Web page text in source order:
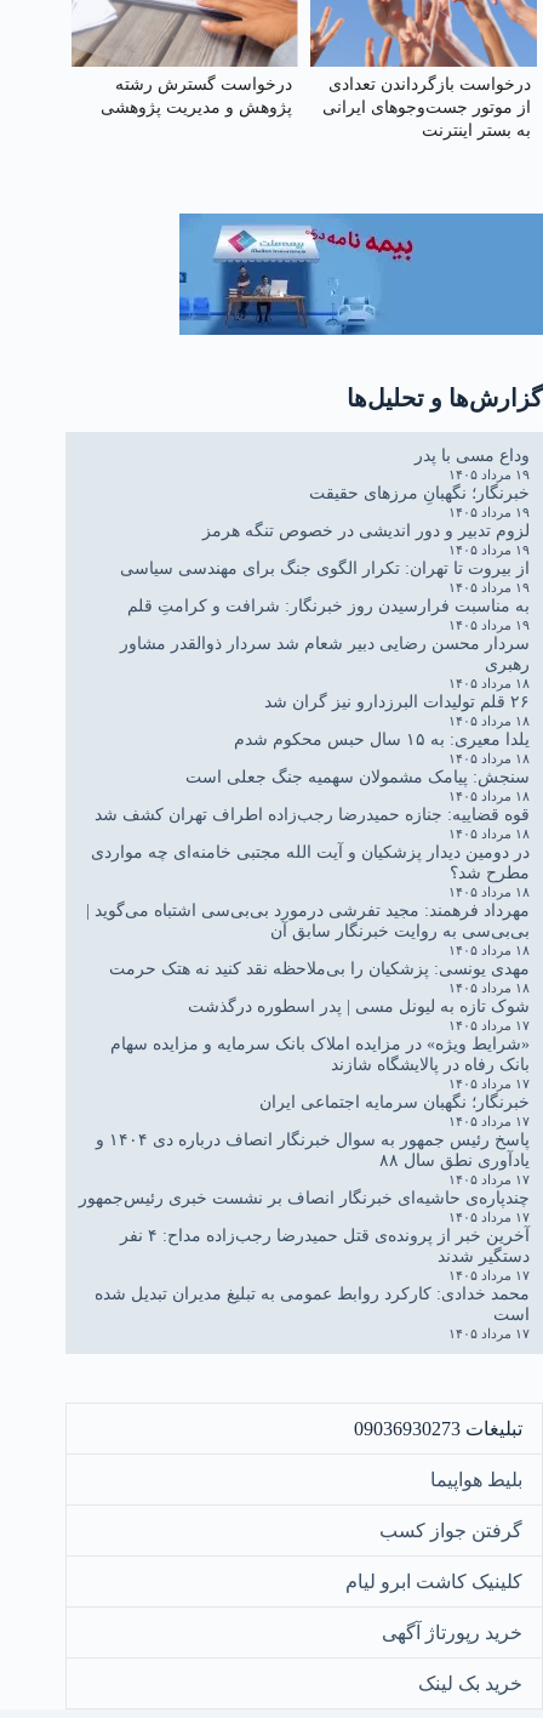
درخواست بازگرداندن تعدادی
از موتور جست‌وجوهای ایرانی
به بستر اینترنت
درخواست گسترش رشته
پژوهش و مدیریت پژوهشی
گزارش‌ها و تحلیل‌ها
وداع مسی با پدر
۱۹ مرداد ۱۴۰۵
خبرنگار؛ نگهبانِ مرزهای حقیقت
۱۹ مرداد ۱۴۰۵
لزوم تدبیر و دور اندیشی در خصوص تنگه هرمز
۱۹ مرداد ۱۴۰۵
از بیروت تا تهران: تکرار الگوی جنگ برای مهندسی سیاسی
۱۹ مرداد ۱۴۰۵
به مناسبت فرارسیدن روز خبرنگار: شرافت و کرامتِ قلم
۱۹ مرداد ۱۴۰۵
سردار محسن رضایی دبیر شعام شد سردار ذوالقدر مشاور
رهبری
۱۸ مرداد ۱۴۰۵
۲۶ قلم تولیدات البرزدارو نیز گران شد
۱۸ مرداد ۱۴۰۵
یلدا معیری: به ۱۵ سال حبس محکوم شدم
۱۸ مرداد ۱۴۰۵
سنجش: پیامک مشمولان سهمیه جنگ جعلی است
۱۸ مرداد ۱۴۰۵
قوه قضاییه: جنازه حمیدرضا رجب‌زاده اطراف تهران کشف شد
۱۸ مرداد ۱۴۰۵
در دومین دیدار پزشکیان و آیت الله مجتبی خامنه‌ای چه مواردی
مطرح شد؟
۱۸ مرداد ۱۴۰۵
مهرداد فرهمند: مجید تفرشی درمورد بی‌بی‌سی اشتباه می‌گوید |
بی‌بی‌سی به روایت خبرنگار سابق آن
۱۸ مرداد ۱۴۰۵
مهدی یونسی: پزشکیان را بی‌ملاحظه نقد کنید نه هتک حرمت
۱۸ مرداد ۱۴۰۵
شوک تازه به لیونل مسی | پدر اسطوره درگذشت
۱۷ مرداد ۱۴۰۵
«شرایط ویژه» در مزایده املاک بانک سرمایه و مزایده سهام
بانک رفاه در پالایشگاه شازند
۱۷ مرداد ۱۴۰۵
خبرنگار؛ نگهبان سرمایه اجتماعی ایران
۱۷ مرداد ۱۴۰۵
پاسخ رئیس جمهور به سوال خبرنگار انصاف درباره دی ۱۴۰۴ و
یادآوری نطق سال ۸۸
۱۷ مرداد ۱۴۰۵
چندپاره‌ی حاشیه‌ای خبرنگار انصاف بر نشست خبری رئیس‌جمهور
۱۷ مرداد ۱۴۰۵
آخرین خبر از پرونده‌ی قتل حمیدرضا رجب‌زاده مداح: ۴ نفر
دستگیر شدند
۱۷ مرداد ۱۴۰۵
محمد خدادی: کارکرد روابط عمومی به تبلیغ مدیران تبدیل شده
است
۱۷ مرداد ۱۴۰۵
تبلیغات 09036930273
بلیط هواپیما
گرفتن جواز کسب
کلینیک کاشت ابرو لیام
خرید رپورتاژ آگهی
خرید بک لینک